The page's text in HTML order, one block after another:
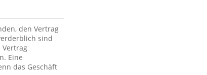
den Vertrag
sind
Eine
das Geschäft